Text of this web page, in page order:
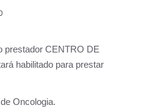
prestador CENTRO DE
habilitado para prestar
Oncologia.